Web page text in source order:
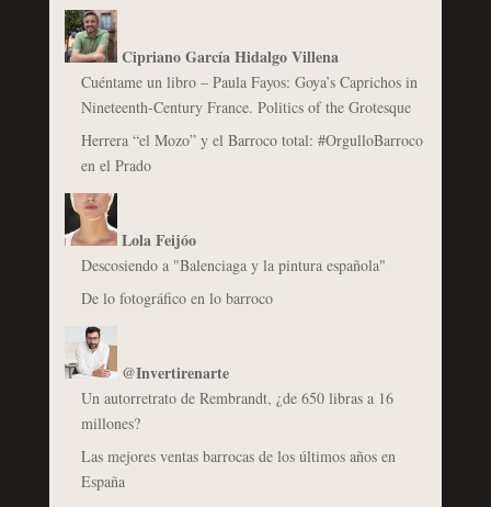
Cipriano García Hidalgo Villena
Cuéntame un libro – Paula Fayos: Goya’s Caprichos in
Nineteenth-Century France. Politics of the Grotesque
Herrera “el Mozo” y el Barroco total: #OrgulloBarroco
en el Prado
Lola Feijóo
Descosiendo a "Balenciaga y la pintura española"
De lo fotográfico en lo barroco
@Invertirenarte
Un autorretrato de Rembrandt, ¿de 650 libras a 16
millones?
Las mejores ventas barrocas de los últimos años en
España